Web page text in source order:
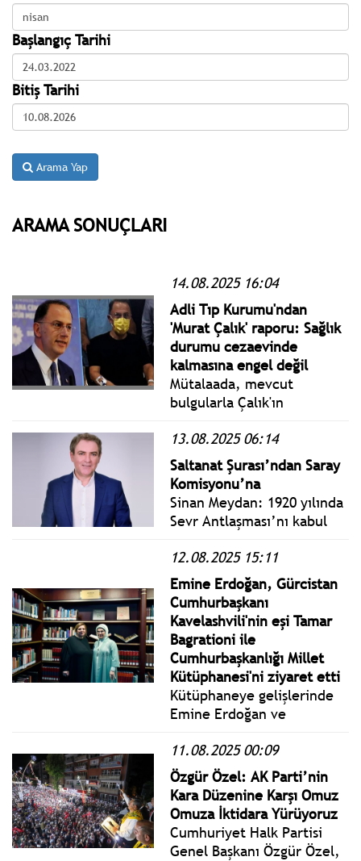
Başlangıç Tarihi
Bitiş Tarihi
Arama Yap
ARAMA SONUÇLARI
14.08.2025 16:04
Adli Tıp Kurumu'ndan
'Murat Çalık' raporu: Sağlık
durumu cezaevinde
kalmasına engel değil
Mütalaada, mevcut
bulgularla Çalık'ın
yatmasını gerektirecek bir
durum olmadığı
düşünülerek taburculuğuna
karar verildiği ifade edildi.
13.08.2025 06:14
Saltanat Şurası’ndan Saray
Komisyonu’na
Sinan Meydan: 1920 yılında
Sevr Antlaşması’nı kabul
“saltanat şurası”nın ve
uygulamak için kurulan
“barış komisyonu”nun
amacı vatanı, milleti değil,
sarayı, (sultanı) ve
hükümeti kurtarmaktı.
12.08.2025 15:11
Emine Erdoğan, Gürcistan
Cumhurbaşkanı
Kavelashvili'nin eşi Tamar
Bagrationi ile
Cumhurbaşkanlığı Millet
Kütüphanesi'ni ziyaret etti
Kütüphaneye gelişlerinde
Emine Erdoğan ve
Turizm Bakan Yardımcısı
Gökhan Yazgı ve
Cumhurbaşkanlığı Millet
Kütüphanesi Daire Başkanı
Ayhan Tuğlu tarafından
karşılandı.
11.08.2025 00:09
Özgür Özel: AK Parti’nin
Kara Düzenine Karşı Omuz
Omuza İktidara Yürüyoruz
Cumhuriyet Halk Partisi
Genel Başkanı Özgür Özel,